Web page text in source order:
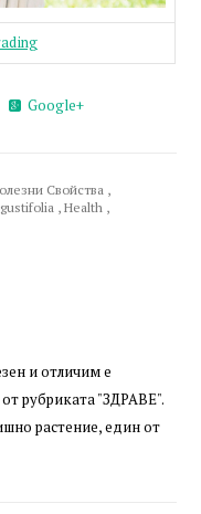
Google+
Свойства ,
,Health ,
и отличим е
рубриката "ЗДРАВЕ".
растение, един от